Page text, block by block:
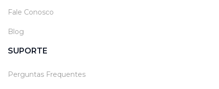
Fale Conosco
Blog
SUPORTE
Perguntas Frequentes